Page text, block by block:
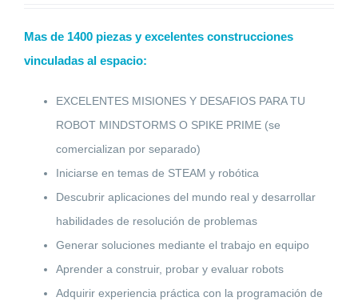
Mas de 1400 piezas y excelentes construcciones
vinculadas al espacio:
EXCELENTES MISIONES Y DESAFIOS PARA TU
ROBOT MINDSTORMS O SPIKE PRIME (se
comercializan por separado)
Iniciarse en temas de STEAM y robótica
Descubrir aplicaciones del mundo real y desarrollar
habilidades de resolución de problemas
Generar soluciones mediante el trabajo en equipo
Aprender a construir, probar y evaluar robots
Adquirir experiencia práctica con la programación de